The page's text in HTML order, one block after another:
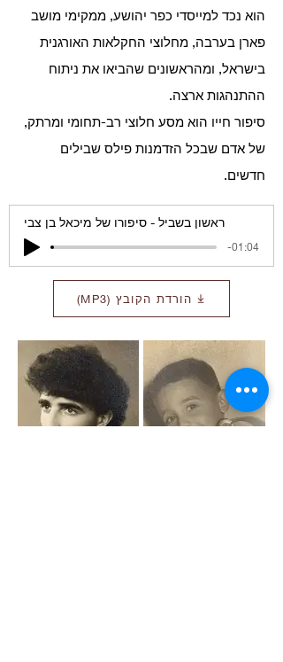
הוא נכד למייסדי כפר יהושע, ממקימי מושב
פארן בערבה, מחלוצי החקלאות האורגנית
בישראל, ומהראשונים שהביאו את ניתוח
ההתנהגות ארצה.
סיפור חייו הוא מסע חלוצי רב-תחומי ומרתק,
של אדם שבכל הזדמנות פילס שבילים
חדשים.
ראשון בשביל - סיפורו של מיכאל בן צבי
-01:04
הורדת הקובץ (MP3)